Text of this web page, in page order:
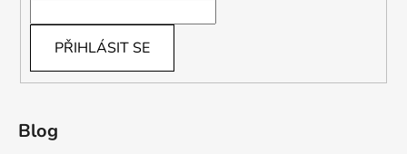
PŘIHLÁSIT SE
Blog